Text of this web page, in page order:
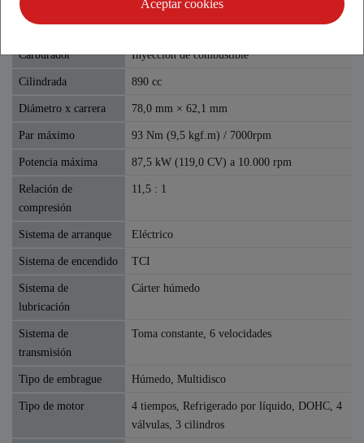
Carburador
Inyección de combustible
Cilindrada 890 cc
Diámetro x carrera 78,0 mm × 62,1 mm
Par máximo 93 Nm (9,5 kgf.m) / 7000rpm
Potencia máxima 87,5 kW (119,0 CV) a 10.000 rpm
Relación de
compresión
11,5 : 1
Sistema de arranque Eléctrico
Sistema de encendido TCI
Sistema de
lubricación
Cárter húmedo
Sistema de
transmisión
Toma constante, 6 velocidades
Tipo de embrague Húmedo, Multidisco
Tipo de motor
4 tiempos, Refrigerado por líquido, DOHC, 4
válvulas, 3 cilindros
Aceptar cookies